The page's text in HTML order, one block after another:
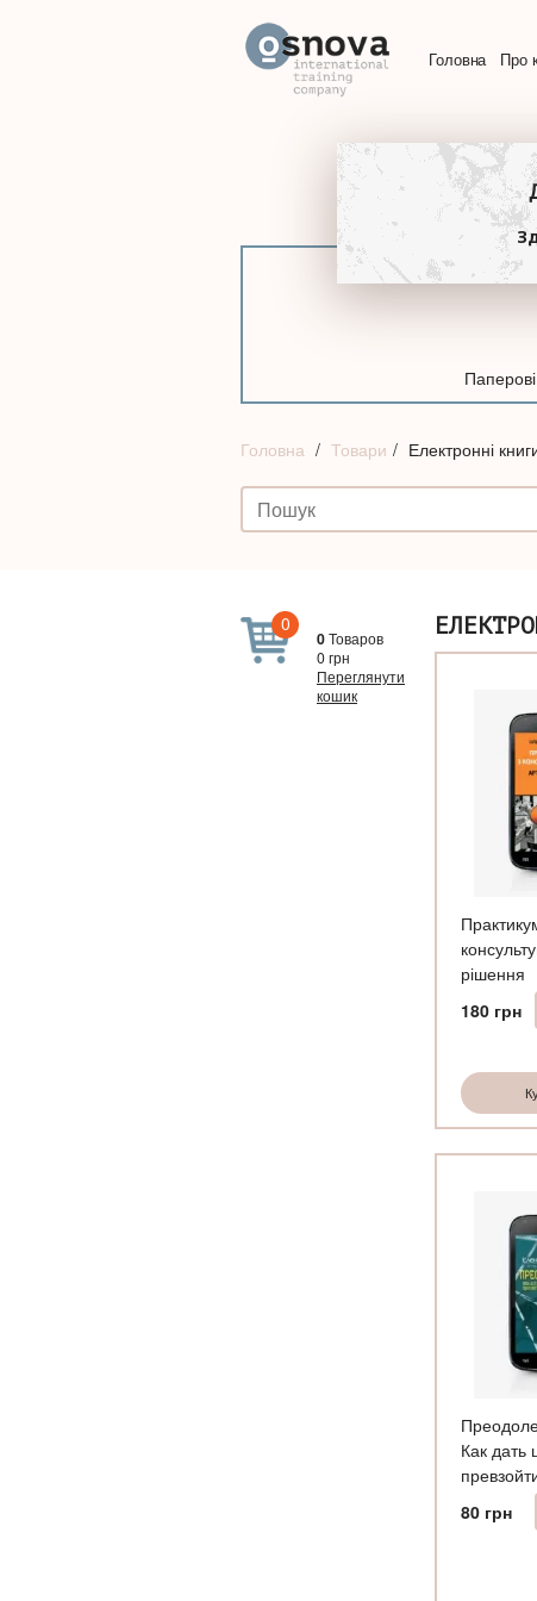
Головна Про
Головна Товари Електронні
0
0Товаров
0грн
Переглянути
кошик
рішення
180 грн
Как дать
80 грн